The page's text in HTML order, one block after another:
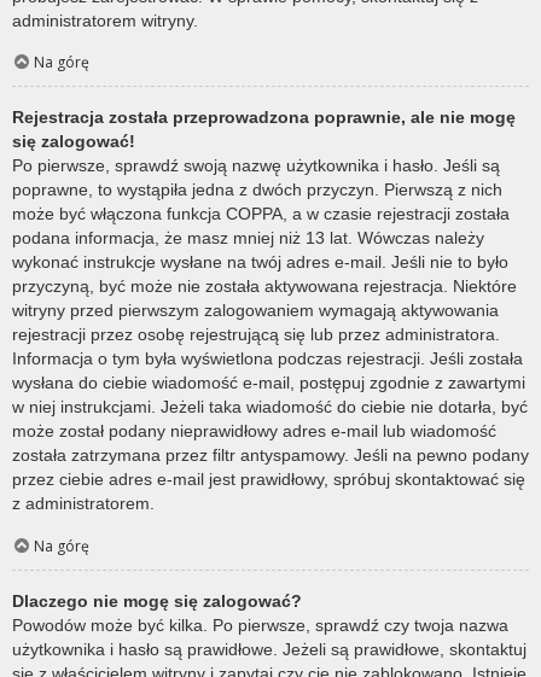
administratorem witryny.
Na górę
Rejestracja została przeprowadzona poprawnie, ale nie mogę
się zalogować!
Po pierwsze, sprawdź swoją nazwę użytkownika i hasło. Jeśli są
poprawne, to wystąpiła jedna z dwóch przyczyn. Pierwszą z nich
może być włączona funkcja COPPA, a w czasie rejestracji została
podana informacja, że masz mniej niż 13 lat. Wówczas należy
wykonać instrukcje wysłane na twój adres e-mail. Jeśli nie to było
przyczyną, być może nie została aktywowana rejestracja. Niektóre
witryny przed pierwszym zalogowaniem wymagają aktywowania
rejestracji przez osobę rejestrującą się lub przez administratora.
Informacja o tym była wyświetlona podczas rejestracji. Jeśli została
wysłana do ciebie wiadomość e-mail, postępuj zgodnie z zawartymi
w niej instrukcjami. Jeżeli taka wiadomość do ciebie nie dotarła, być
może został podany nieprawidłowy adres e-mail lub wiadomość
została zatrzymana przez filtr antyspamowy. Jeśli na pewno podany
przez ciebie adres e-mail jest prawidłowy, spróbuj skontaktować się
z administratorem.
Na górę
Dlaczego nie mogę się zalogować?
Powodów może być kilka. Po pierwsze, sprawdź czy twoja nazwa
użytkownika i hasło są prawidłowe. Jeżeli są prawidłowe, skontaktuj